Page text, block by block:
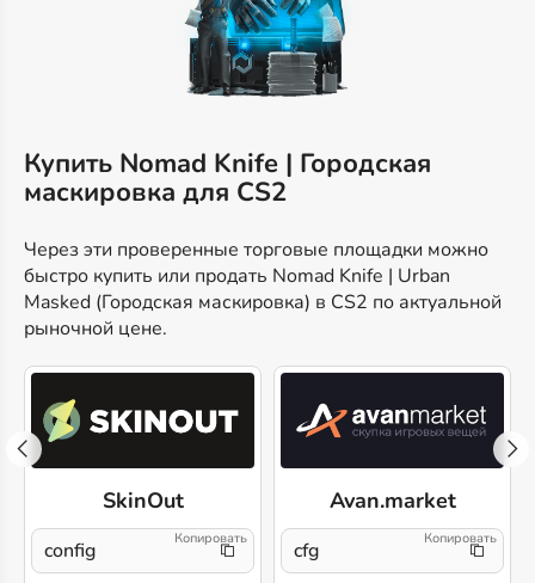
Купить Nomad Knife | Городская
маскировка для CS2
Через эти проверенные торговые площадки можно
быстро купить или продать Nomad Knife | Urban
Masked (Городская маскировка) в CS2 по актуальной
рыночной цене.
SkinOut
config
Avan.market
cfg